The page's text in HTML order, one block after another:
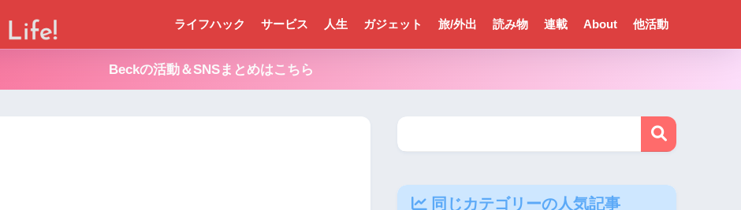
ライフハック サービス 人生 ガジェット 旅/外出 読み物 連載 About 他活動
Beckの活動＆SNSまとめはこちら
同じカテゴリーの人気記事